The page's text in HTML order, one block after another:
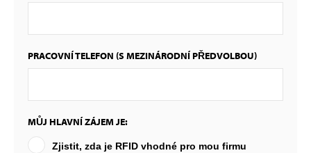
PRACOVNÍ TELEFON (S MEZINÁRODNÍ PŘEDVOLBOU)
MŮJ HLAVNÍ ZÁJEM JE:
Zjistit, zda je RFID vhodné pro mou firmu